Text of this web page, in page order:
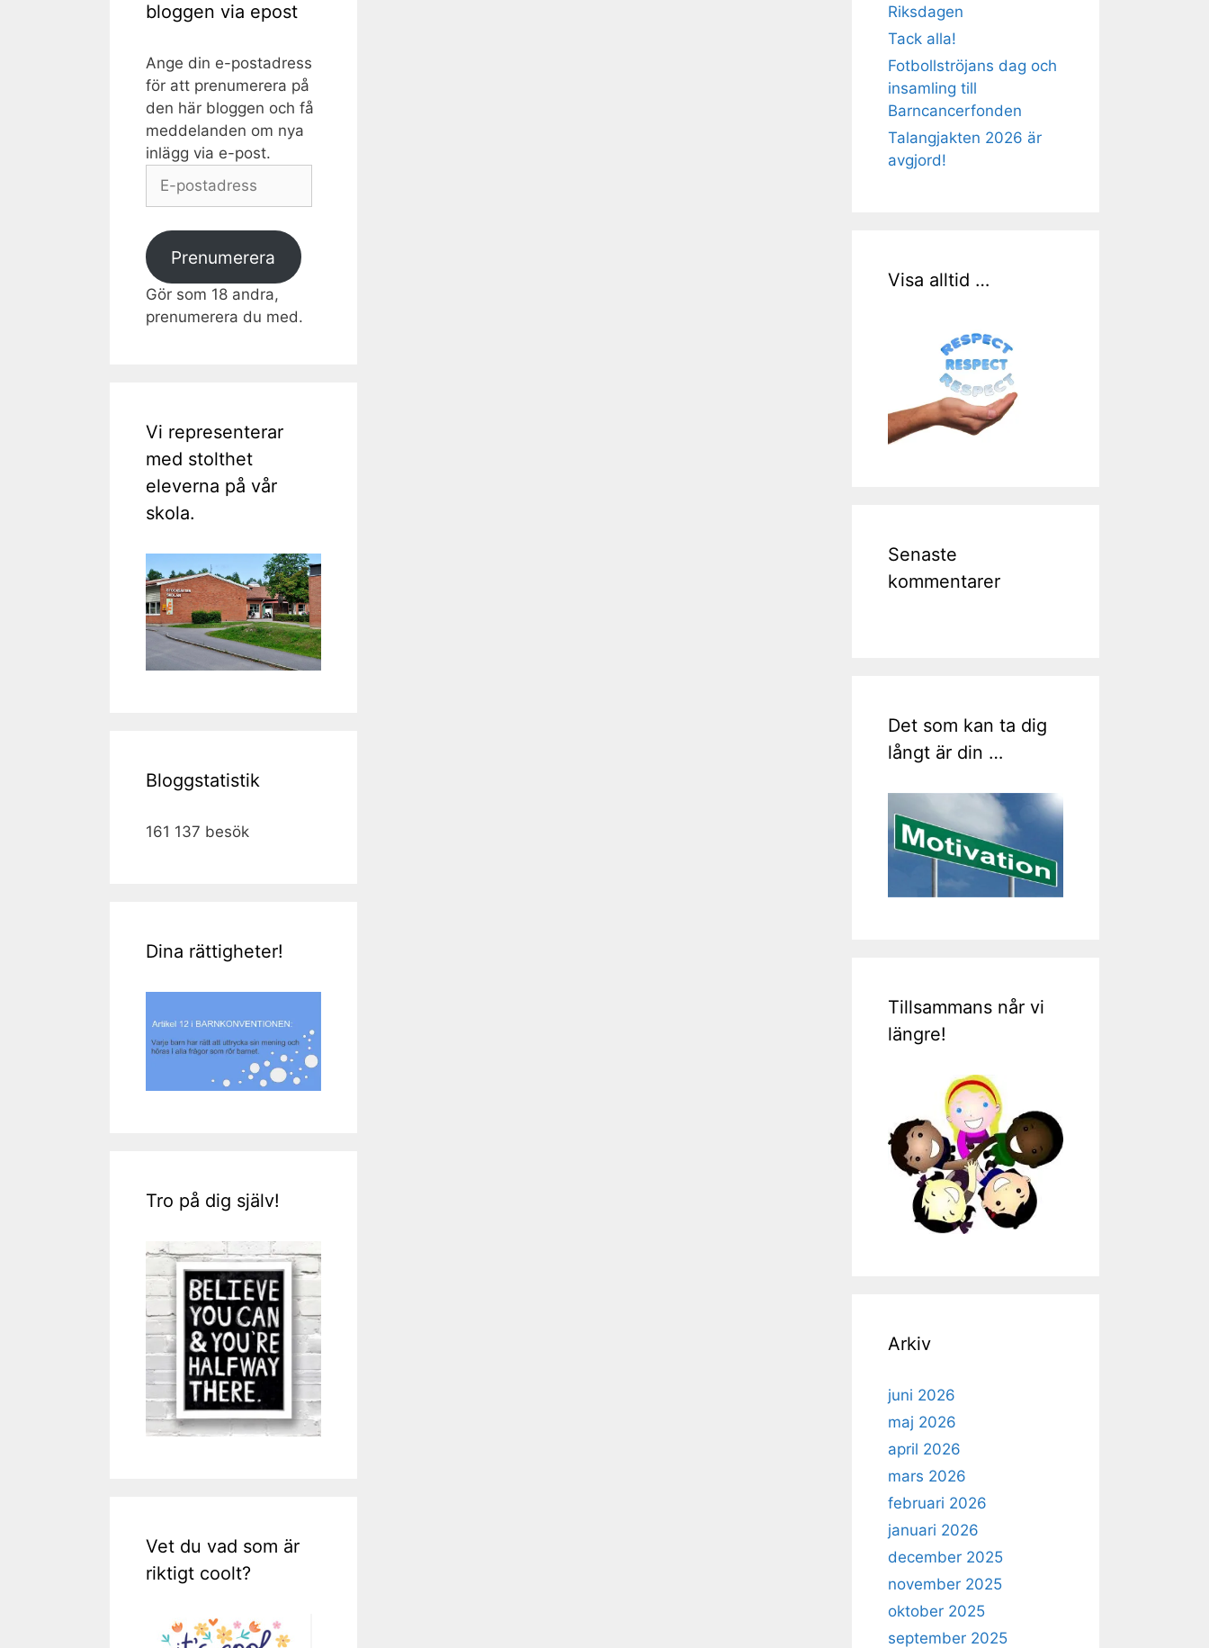
bloggen via epost
Ange din e-postadress
för att prenumerera på
den här bloggen och få
meddelanden om nya
inlägg via e-post.
postadress
Prenumerera
Gör som 18 andra,
prenumerera du med.
Vi representerar
med stolthet
eleverna på vår
skola.
Bloggstatistik
161 137 besök
Dina rättigheter!
Tro på dig själv!
Vet du vad som är
riktigt coolt?
Riksdagen
Tack alla!
Fotbollströjans dag och
insamling till
Barncancerfonden
Talangjakten 2026 är
avgjord!
Visa alltid …
Senaste
kommentarer
Det som kan ta dig
långt är din …
Tillsammans når vi
längre!
Arkiv
juni 2026
maj 2026
april 2026
mars 2026
februari 2026
januari 2026
december 2025
november 2025
oktober 2025
september 2025